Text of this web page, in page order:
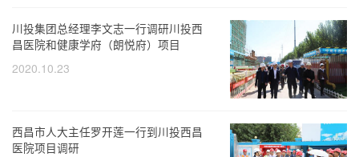
川投集团总经理李文志一行调研川投西
昌医院和健康学府（朗悦府）项目
2020.10.23
西昌市人大主任罗开莲一行到川投西昌
医院项目调研